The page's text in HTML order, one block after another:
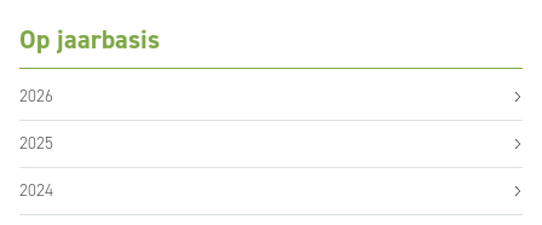
Op jaarbasis
2026
2025
2024